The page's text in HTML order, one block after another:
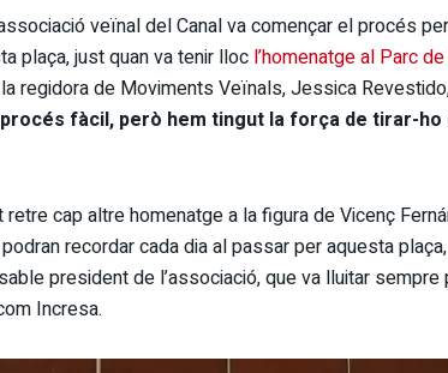
veïnal del Canal va començar el procés
plaça, just quan va tenir lloc l’homenatge al Parc
regidora de Moviments Veïnals, Jessica
fàcil, però hem tingut la força de tirar-ho
cap altre homenatge a la figura de Vicenç
recordar cada dia al passar per aquesta
president de l’associació, que va lluitar
Incresa.